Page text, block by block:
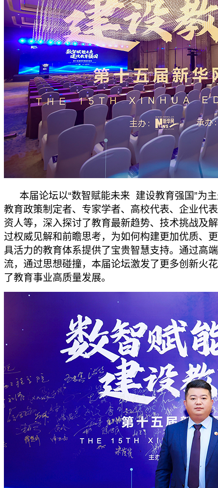
本届论坛以“数智赋能未来 建设教育强国”为
教育政策制定者、专家学者、高校代表、企业代
资人等，深入探讨了教育最新趋势、技术挑战及
过权威见解和前瞻思考，为如何构建更加优质、
具活力的教育体系提供了宝贵智慧支持。通过高
流，通过思想碰撞，本届论坛激发了更多创新火
了教育事业高质量发展。